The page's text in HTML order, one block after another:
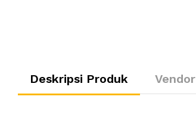
Deskripsi Produk Vendor